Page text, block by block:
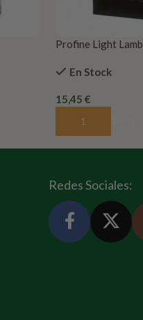
Profine Light Lamb
En Stock
15,45 €
Añadir Al Carrito
Redes Sociales: